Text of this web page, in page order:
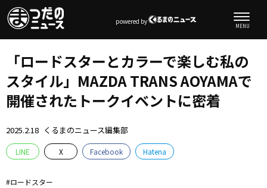
powered by
「ロードスターとカラーで楽しむ私の
スタイル」MAZDA TRANS AOYAMAで
開催されたトークイベントに密着
2025.2.18 くるまのニュース編集部
LINE X Facebook Hatena
ロードスター